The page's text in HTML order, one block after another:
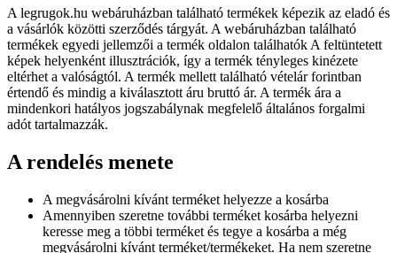
A legrugok.hu webáruházban található termékek képezik az eladó és
a vásárlók közötti szerződés tárgyát. A webáruházban található
termékek egyedi jellemzői a termék oldalon találhatók A feltüntetett
képek helyenként illusztrációk, így a termék tényleges kinézete
eltérhet a valóságtól. A termék mellett található vételár forintban
értendő és mindig a kiválasztott áru bruttó ár. A termék ára a
mindenkori hatályos jogszabálynak megfelelő általános forgalmi
adót tartalmazzák.
A rendelés menete
A megvásárolni kívánt terméket helyezze a kosárba
Amennyiben szeretne további terméket kosárba helyezni
keresse meg a többi terméket és tegye a kosárba a még
megvásárolni kívánt terméket/termékeket. Ha nem szeretne